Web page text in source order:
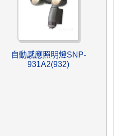
自動感應照明燈SNP-
931A2(932)